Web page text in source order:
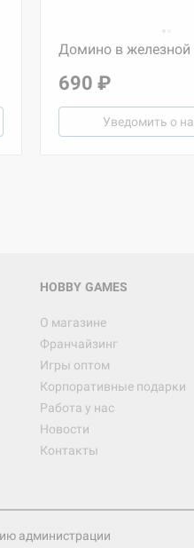
Домино в железной
690 ₽
Уведомить о
HOBBY GAMES
О магазине
Франчайзинг
Игры оптом
Корпоративные подарки
Работа у нас
Новости
Контакты
администрации
Настольная игра
"Мир фантастики.
799
Настольная игра
империи. Четвёртая
Рубеж
12 990
Долгорукий" проекта